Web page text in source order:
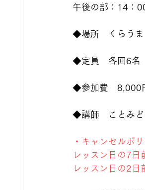
午後の部：14：
◆場所　くらうま
◆定員　各回6名
◆参加費　8,000
◆講師　ことみど
・キャンセルポ
レッスン日の7
レッスン日の2